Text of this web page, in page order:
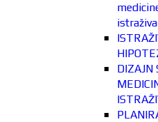
DIZAJN